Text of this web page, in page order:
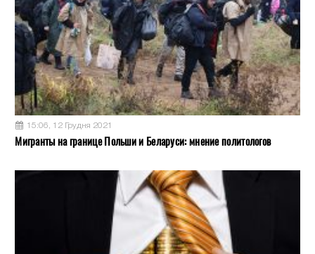
15:06, 12 Грудня 2021
Мигранты на границе Польши и Беларуси: мнение политологов